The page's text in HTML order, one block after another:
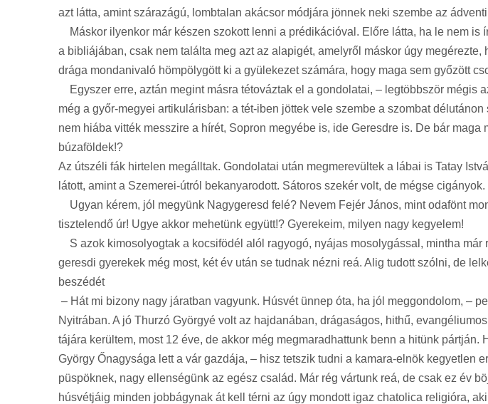
azt látta, amint szárazágú, lombtalan akácsor módjára jönnek neki szembe az
Máskor ilyenkor már készen szokott lenni a prédikációval. Előre látta, ha le nem
a bibliájában, csak nem találta meg azt az alapigét, amelyről máskor úgy
drága mondanivaló hömpölygött ki a gyülekezet számára, hogy maga sem győzött
Egyszer erre, aztán megint másra tétováztak el a gondolatai, – legtöbbször mégis
még a győr-megyei artikulárisban: a tét-iben jöttek vele szembe a szombat
nem hiába vitték messzire a hírét, Sopron megyébe is, ide Geresdre is. De bár maga
búzaföldek!?
Az útszéli fák hirtelen megálltak. Gondolatai után megmerevültek a lábai is Tatay
látott, amint a Szemerei-útról bekanyarodott. Sátoros szekér volt, de mégse
Ugyan kérem, jól megyünk Nagygeresd felé? Nevem Fejér János, mint odafönt
tisztelendő úr! Ugye akkor mehetünk együtt!? Gyerekeim, milyen nagy kegyelem!
S azok kimosolyogtak a kocsifödél alól ragyogó, nyájas mosolygással, mintha
geresdi gyerekek még most, két év után se tudnak nézni reá. Alig tudott szólni, de
beszédét
– Hát mi bizony nagy járatban vagyunk. Húsvét ünnep óta, ha jól meggondolom, –
Nyitrában. A jó Thurzó Györgyé volt az hajdanában, drágaságos, hithű,
tájára kerültem, most 12 éve, de akkor még megmaradhattunk benn a hitünk
György Őnagysága lett a vár gazdája, – hisz tetszik tudni a kamara-elnök kegyetlen
püspöknek, nagy ellenségünk az egész család. Már rég vártunk reá, de csak ez év
húsvétjáig minden jobbágynak át kell térni az úgy mondott igaz chatolica religióra,